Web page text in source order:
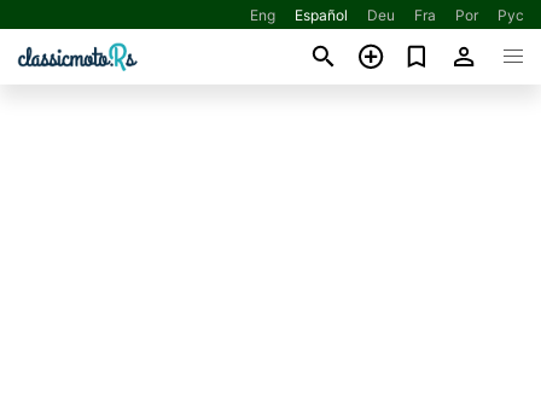
Eng Español Deu Fra Por Рус